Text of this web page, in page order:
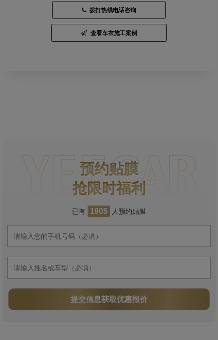
拨打热线电话咨询
查看车衣施工案例
预约贴膜
抢限时福利
已有 1905 人预约贴膜
提交信息获取优惠报价